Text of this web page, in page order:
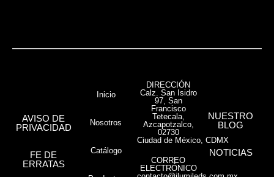
AVISO DE
PRIVACIDAD
FE DE
ERRATAS
Inicio
Nosotros
Catálogo
DIRECCIÓN
Calz. San Isidro
97, San
Francisco
Tetecala,
Azcapotzalco,
02730
Ciudad de México, CDMX
CORREO
ELECTRÓNICO
NUESTRO
BLOG
NOTICIAS